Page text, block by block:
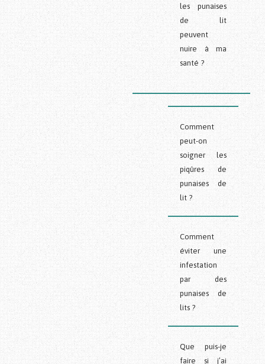
les punaises
de lit
peuvent
nuire à ma
santé ?
Comment
peut-on
soigner les
piqûres de
punaises de
lit ?
Comment
éviter une
infestation
par des
punaises de
lits ?
Que puis-je
faire si j’ai